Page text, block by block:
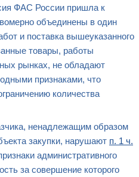
ФАС России пришла к
объединены в один
и поставка вышеуказанного
товары, работы
рынках, не обладают
признаками, что
количества
ненадлежащим образом
закупки, нарушают п. 1 ч.
административного
за совершение которого